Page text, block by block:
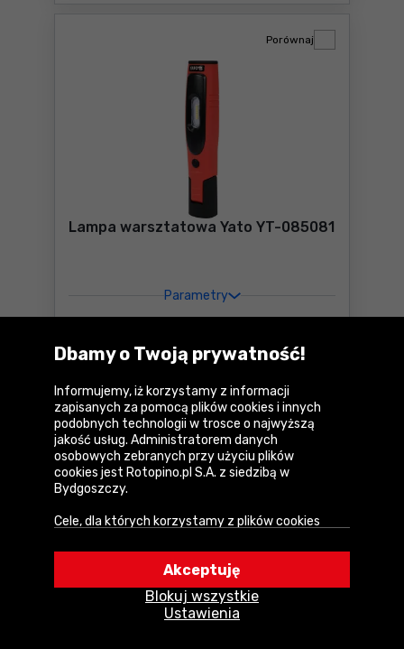
Lampa warsztatowa Yato YT-085081
Parametry
Cena katalogowa: 108,86 zł
netto: 85,36 zł
Dostępne:1 szt.
Porównaj
U Ciebie za2-3 dni
Do koszyka
Lampa warsztatowa Yato
Porównaj
Dbamy o Twoją prywatność!
Informujemy, iż korzystamy z informacji
zapisanych za pomocą plików cookies i innych
podobnych technologii w trosce o najwyższą
jakość usług. Administratorem danych
osobowych zebranych przy użyciu plików
cookies jest Rotopino.pl S.A. z siedzibą w
Bydgoszczy.
Cele, dla których korzystamy z plików cookies
• Uwierzytelnienie użytkowników w serwisie,
• Optymalizowanie wydajności i szybkości
działania serwisu i usług,Ustawienia
Blokuj wszystkie
Akceptuję